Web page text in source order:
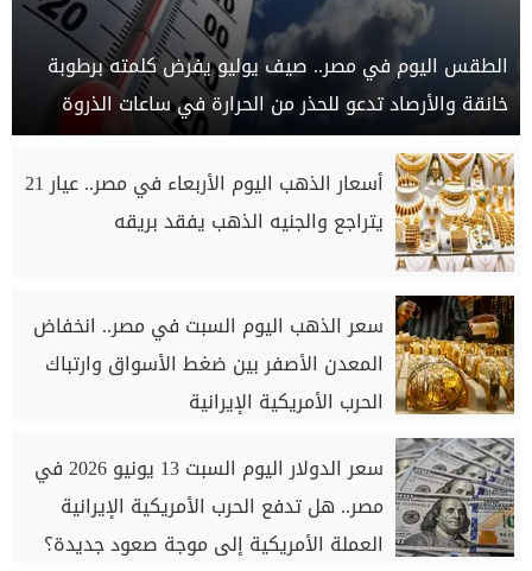
الطقس اليوم في مصر.. صيف يوليو يفرض كلمته برطوبة
خانقة والأرصاد تدعو للحذر من الحرارة في ساعات الذروة
أسعار الذهب اليوم الأربعاء في مصر.. عيار 21
يتراجع والجنيه الذهب يفقد بريقه
سعر الذهب اليوم السبت في مصر.. انخفاض
المعدن الأصفر بين ضغط الأسواق وارتباك
الحرب الأمريكية الإيرانية
سعر الدولار اليوم السبت 13 يونيو 2026 في
مصر.. هل تدفع الحرب الأمريكية الإيرانية
العملة الأمريكية إلى موجة صعود جديدة؟